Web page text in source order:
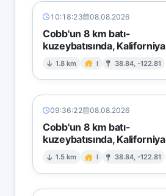
10:18:23 08.08.2026
Cobb'un 8 km batı-
kuzeybatısında, Kaliforniya
1.8 km I 38.84, -122.81
09:36:22 08.08.2026
Cobb'un 8 km batı-
kuzeybatısında, Kaliforniya
1.5 km I 38.84, -122.81